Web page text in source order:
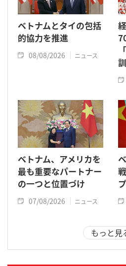
ベトナムとタイの包括
的協力を推進
08/08/2026 ニュース
ベトナム、アメリカを
最も重要なパートナー
の一つと位置づけ
07/08/2026 ニュース
もっと見